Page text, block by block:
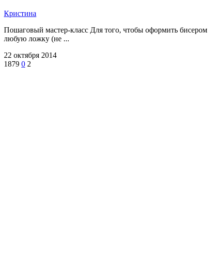
Кристина
Пошаговый мастер-класс Для того, чтобы оформить бисером
любую ложку (не ...
22 октября 2014
1879 0 2